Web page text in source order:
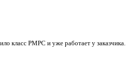
класс РМРС и уже работает у заказчика.